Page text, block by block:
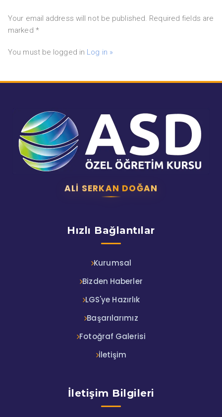
Your email address will not be published. Required fields are
marked *
You must be logged in Log in »
ALI SERKAN DOĞAN
Hızlı Bağlantılar
Kurumsal
Bizden Haberler
LGS'ye Hazırlık
Başarılarımız
Fotoğraf Galerisi
İletişim
İletişim Bilgileri